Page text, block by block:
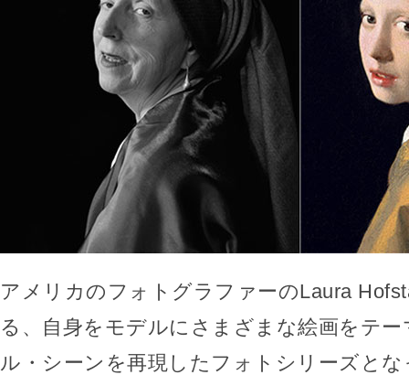
アメリカのフォトグラファーのLaura
る、自身をモデルにさまざまな絵画をテ
ル・シーンを再現したフォトシリーズと